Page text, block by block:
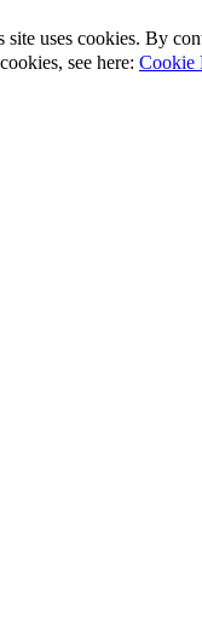
uses cookies. By
see here: Cookie